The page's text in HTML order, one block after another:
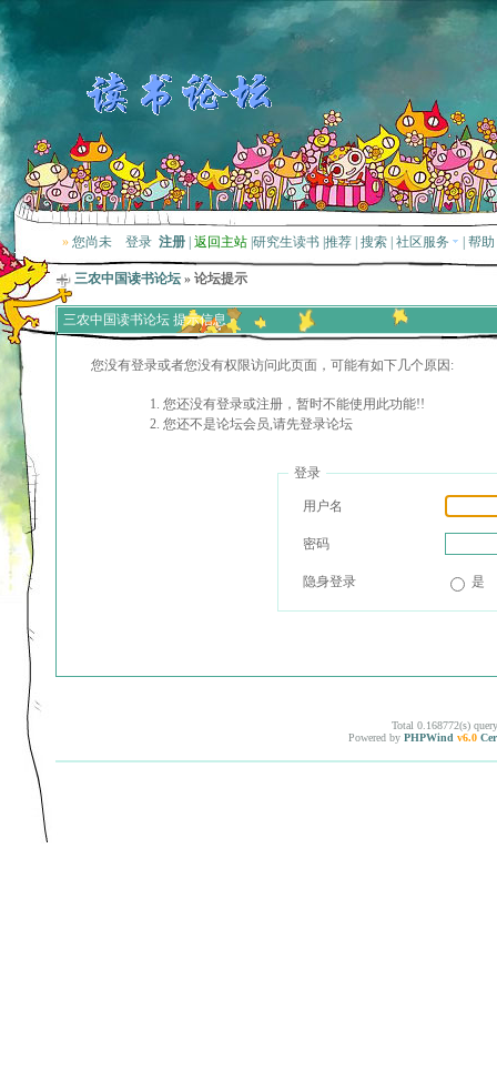
» 您尚未 登录 注册 返回主站 研究生读书 推荐 搜索 社区服务 帮助
三农中国读书论坛 » 论坛提示
三农中国读书论坛 提示信息
您没有登录或者您没有权限访问此页面，可能有如下几个原因:
您还没有登录或注册，暂时不能使用此功能!!
您还不是论坛会员,请先登录论坛
登录
用户名
密码
隐身登录 是
Total 0.168772(s)
Powered by PHPWind v6.0